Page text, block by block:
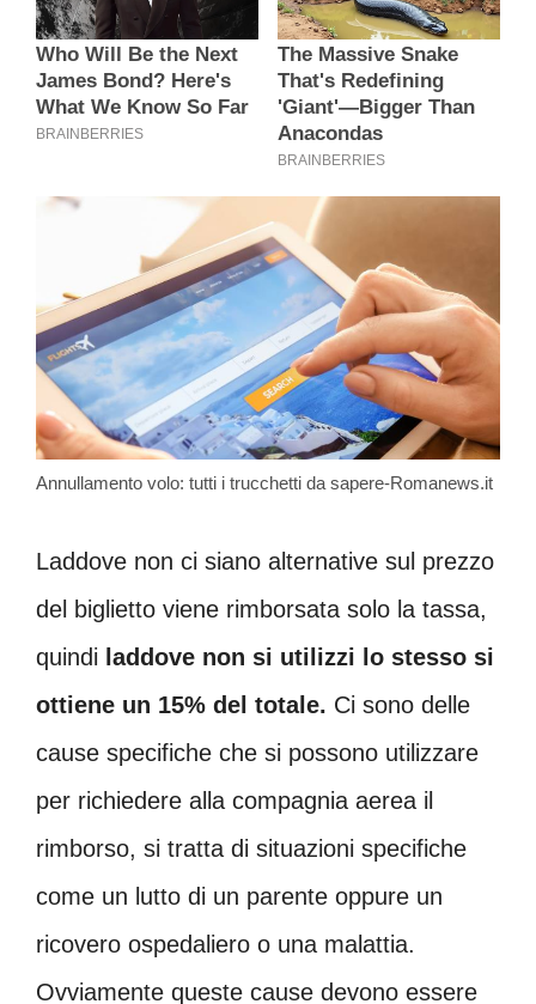
Annullamento volo: tutti i trucchetti da sapere-Romanews.it
Laddove non ci siano alternative sul prezzo
del biglietto viene rimborsata solo la tassa,
quindi laddove non si utilizzi lo stesso si
ottiene un 15% del totale. Ci sono delle
cause specifiche che si possono utilizzare
per richiedere alla compagnia aerea il
rimborso, si tratta di situazioni specifiche
come un lutto di un parente oppure un
ricovero ospedaliero o una malattia.
Ovviamente queste cause devono essere